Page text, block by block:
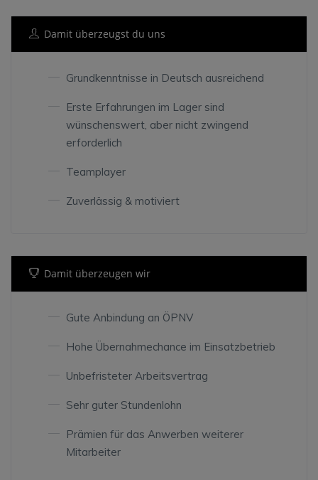
Damit überzeugst du uns
Grundkenntnisse in Deutsch ausreichend
Erste Erfahrungen im Lager sind
wünschenswert, aber nicht zwingend
erforderlich
Teamplayer
Zuverlässig & motiviert
Damit überzeugen wir
Gute Anbindung an ÖPNV
Hohe Übernahmechance im Einsatzbetrieb
Unbefristeter Arbeitsvertrag
Sehr guter Stundenlohn
Prämien für das Anwerben weiterer
Mitarbeiter